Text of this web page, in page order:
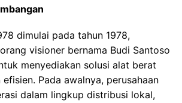
dimulai pada tahun 1978,
visioner bernama Budi Santoso
menyediakan solusi alat berat
Pada awalnya, perusahaan
dalam lingkup distribusi lokal,